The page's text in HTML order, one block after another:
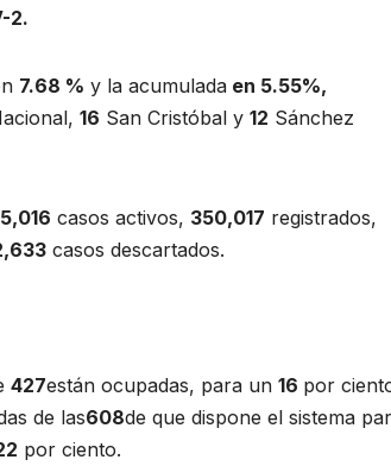
2.
7.68 % y la acumulada en 5.55%,
16 San Cristóbal y 12 Sánchez
5,016 casos activos, 350,017 registrados,
casos descartados.
427están ocupadas, para un 16 por
de las608de que dispone el sistema
por ciento.